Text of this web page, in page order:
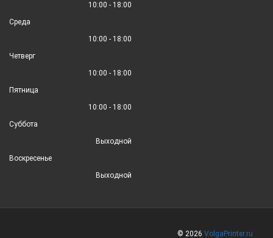
10:00 - 18:00
Среда
10:00 - 18:00
Четверг
10:00 - 18:00
Пятница
10:00 - 18:00
Суббота
Выходной
Воскресенье
Выходной
© 2026 VolgaPrinter.ru